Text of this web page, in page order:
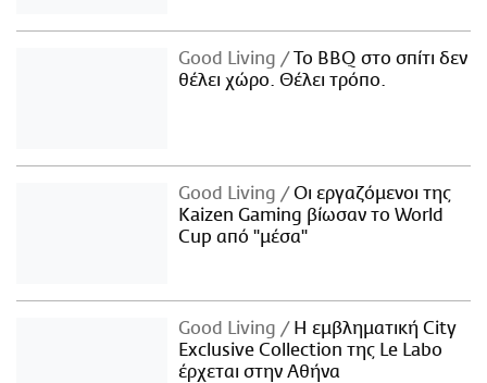
Good Living
Το BBQ στο σπίτι δεν
θέλει χώρο. Θέλει τρόπο.
Good Living
Οι εργαζόμενοι της
Kaizen Gaming βίωσαν το World
Cup από "μέσα"
Good Living
Η εμβληματική City
Exclusive Collection της Le Labo
έρχεται στην Αθήνα